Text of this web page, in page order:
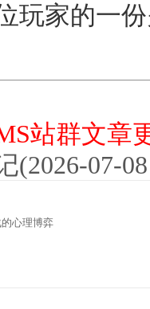
玩家的一
站群文章
(2026-07-
心理博弈